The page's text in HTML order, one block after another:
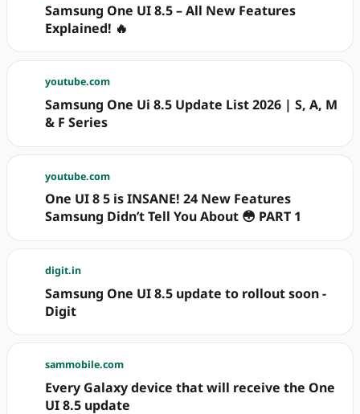
Samsung One UI 8.5 – All New Features
Explained! 🔥
youtube.com
Samsung One Ui 8.5 Update List 2026 | S, A, M
& F Series
youtube.com
One UI 8 5 is INSANE! 24 New Features
Samsung Didn’t Tell You About 😳 PART 1
digit.in
Samsung One UI 8.5 update to rollout soon -
Digit
sammobile.com
Every Galaxy device that will receive the One
UI 8.5 update